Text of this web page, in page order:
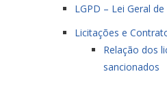
LGPD – Lei Geral
Licitações e
Relação dos
sancionados